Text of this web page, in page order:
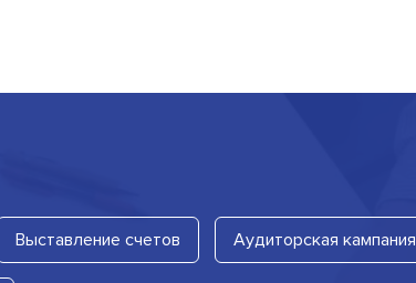
Выставление счетов Аудиторская кампания